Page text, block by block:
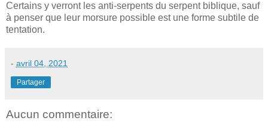
Certains y verront les anti-serpents du serpent biblique, sauf
à penser que leur morsure possible est une forme subtile de
tentation.
- avril 04, 2021
Partager
Aucun commentaire: